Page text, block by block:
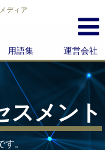
ディア
用語集 運営会社
スメント
。